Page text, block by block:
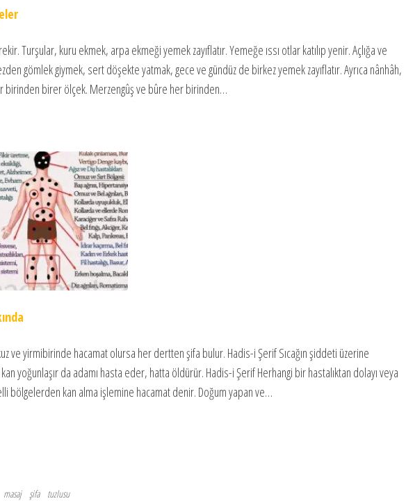
Turşular, kuru ekmek, arpa ekmeği yemek zayıflatır. Yemeğe ıssı otlar katılıp yenir. Açlığa ve
gömlek giymek, sert döşekte yatmak, gece ve gündüz de birkez yemek zayıflatır. Ayrıca nânhâh,
birinden birer ölçek. Merzengûş ve bûre her birinden…
ve yirmibirinde hacamat olursa her dertten şifa bulur. Hadis-i Şerif Sıcağın şiddeti üzerine
yoğunlaşır da adamı hasta eder, hatta öldürür. Hadis-i Şerif Herhangi bir hastalıktan dolayı veya
bölgelerden kan alma işlemine hacamat denir. Doğum yapan ve…
masaj şifa tuzlusu